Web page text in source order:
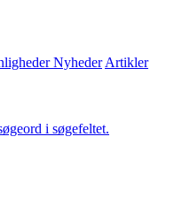
Nyheder Artikler
i søgefeltet.